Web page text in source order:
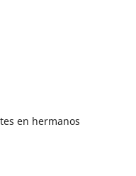
en hermanos